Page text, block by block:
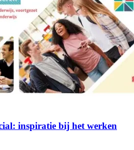
inspiratie bij het werken